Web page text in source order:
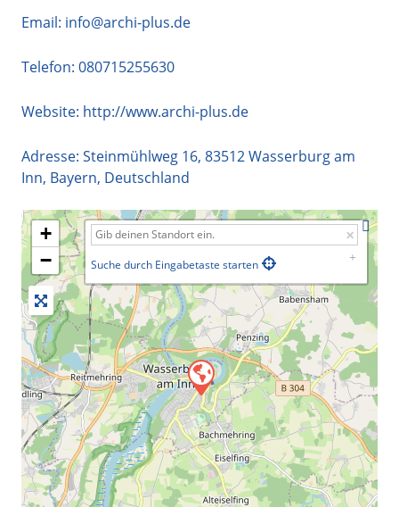
Email: info@archi-plus.de
Telefon: 080715255630
Website: http://www.archi-plus.de
Adresse: Steinmühlweg 16, 83512Wasserburg am
Inn, Bayern, Deutschland
+
−
Suche durch Eingabetaste starten